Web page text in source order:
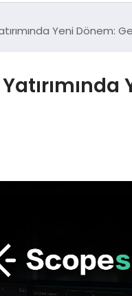
Yeni Dönem: